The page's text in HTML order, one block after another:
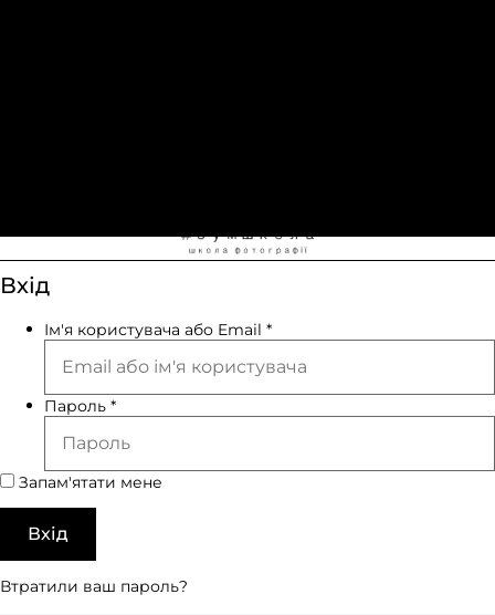
Вхід
Ім'я користувача або Email *
Пароль *
Запам'ятати мене
Вхід
Втратили ваш пароль?